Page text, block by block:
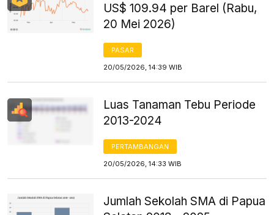
US$ 109.94 per Barel (Rabu,
20 Mei 2026)
PASAR
20/05/2026, 14:39 WIB
Luas Tanaman Tebu Periode
2013-2024
PERTAMBANGAN
20/05/2026, 14:33 WIB
Jumlah Sekolah SMA di Papua